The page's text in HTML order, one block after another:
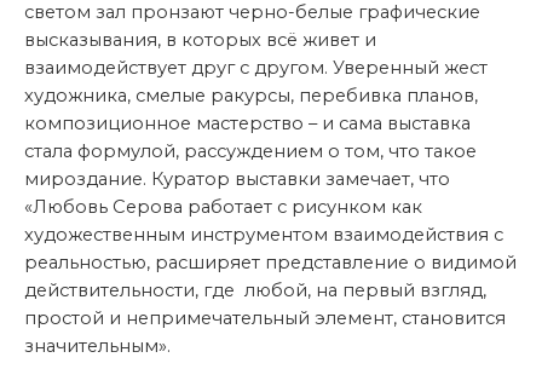
светом зал пронзают черно-белые графические
высказывания, в которых всё живет и
взаимодействует друг с другом. Уверенный жест
художника, смелые ракурсы, перебивка планов,
композиционное мастерство – и сама выставка
стала формулой, рассуждением о том, что такое
мироздание. Куратор выставки замечает, что
«Любовь Серова работает с рисунком как
художественным инструментом взаимодействия с
реальностью, расширяет представление о видимой
действительности, где любой, на первый взгляд,
простой и непримечательный элемент, становится
значительным».